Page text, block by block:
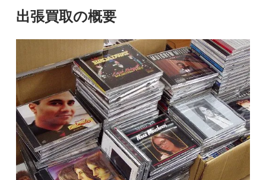
出張買取の概要